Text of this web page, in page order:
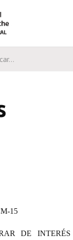
15
DE INTERÉS